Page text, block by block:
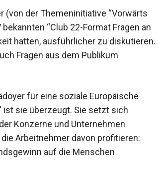
(von der Themeninitiative “Vorwärts
“Club 22-Format Fragen an
hatten, ausführlicher zu diskutieren.
Fragen aus dem Publikum
für eine soziale Europäische
ist sie überzeugt. Sie setzt sich
Konzerne und Unternehmen
Arbeitnehmer davon profitieren:
auf die Menschen